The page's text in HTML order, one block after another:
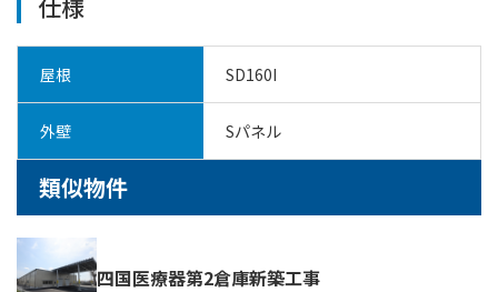
屋根 SD160I
外壁 Sパネル
類似物件
四国医療器第2倉庫新築工事